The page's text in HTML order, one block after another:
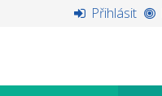
Přihlásit